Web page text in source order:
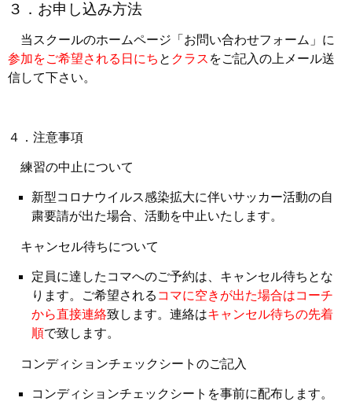
３．お申し込み方法
当スクールのホームページ「お問い合わせフォーム」に
参加をご希望される日にち と クラス をご記入の上メール送
信して下さい。
４．注意事項
練習の中止について
新型コロナウイルス感染拡大に伴いサッカー活動の自
粛要請が出た場合、活動を中止いた し ます。
キャンセル待ちについて
定員に達したコマへのご予約は、キャンセル待ちとな
ります。ご希望される コマに空きが出た場合はコーチ
から直接連絡致します。連絡はキャンセル待ちの先着
順で致します。
コンディションチェックシートのご記入
コンディションチェックシートを事前に配布します。